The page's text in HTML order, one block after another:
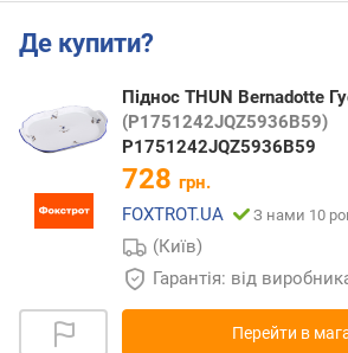
Де купити?
Піднос THUN Bernadotte
(P1751242JQZ5936B59)
P1751242JQZ5936B59
728 грн.
FOXTROT.UA
З нами 10
(Київ)
Гарантія: від
Перейти в